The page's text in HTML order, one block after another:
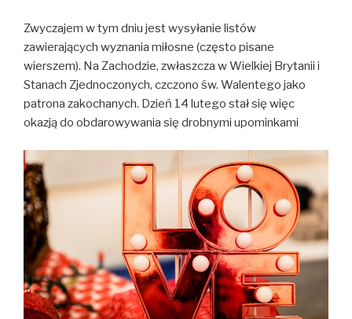
Zwyczajem w tym dniu jest wysyłanie listów
zawierających wyznania miłosne (często pisane
wierszem). Na Zachodzie, zwłaszcza w Wielkiej Brytanii i
Stanach Zjednoczonych, czczono św. Walentego jako
patrona zakochanych. Dzień 14 lutego stał się więc
okazją do obdarowywania się drobnymi upominkami